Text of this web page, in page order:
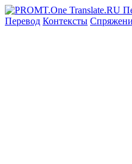
Перевод Контексты